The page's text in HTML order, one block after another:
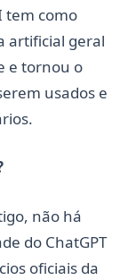
tem como
artificial geral
e tornou o
usados e
não há
do ChatGPT
oficiais da